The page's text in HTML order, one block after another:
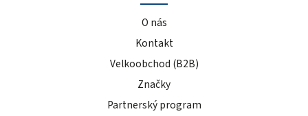
O nás
Kontakt
Velkoobchod (B2B)
Značky
Partnerský program